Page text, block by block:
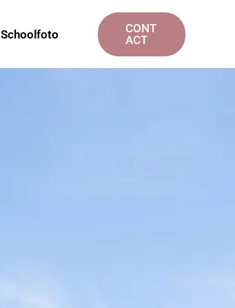
Schoolfoto
CONT
ACT